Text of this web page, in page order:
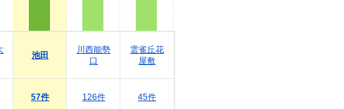
池田
57件
川西能勢
口
126件
雲雀丘花
屋敷
45件